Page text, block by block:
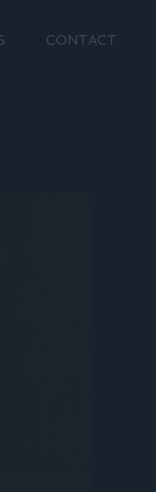
CONTACT